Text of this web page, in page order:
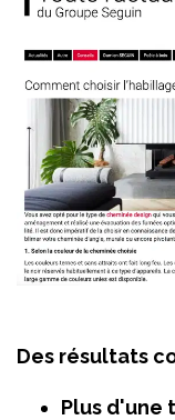
Des résultats
Plus d'une